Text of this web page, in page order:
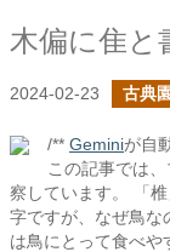
木偏に隹と
2024-02-23 古典
/** Geminiが自
この記事では
察しています。 「
字ですが、なぜ鳥な
は鳥にとって食べ